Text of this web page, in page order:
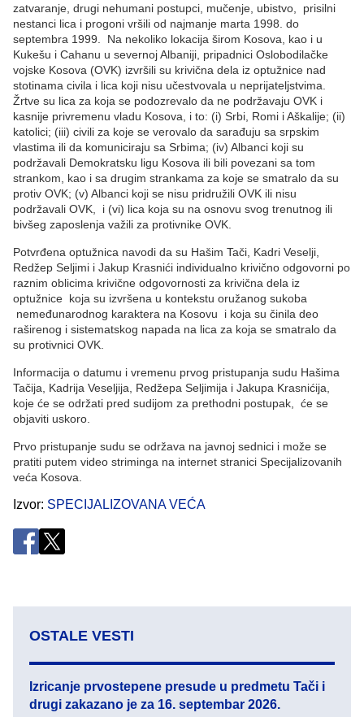
zatvaranje, drugi nehumani postupci, mučenje, ubistvo, prisilni
nestanci lica i progoni vršili od najmanje marta 1998. do
septembra 1999. Na nekoliko lokacija širom Kosova, kao i u
Kukešu i Cahanu u severnoj Albaniji, pripadnici Oslobodilačke
vojske Kosova (OVK) izvršili su krivična dela iz optužnice nad
stotinama civila i lica koji nisu učestvovala u neprijateljstvima.
Žrtve su lica za koja se podozrevalo da ne podržavaju OVK i
kasnije privremenu vladu Kosova, i to: (i) Srbi, Romi i Aškalije; (ii)
katolici; (iii) civili za koje se verovalo da sarađuju sa srpskim
vlastima ili da komuniciraju sa Srbima; (iv) Albanci koji su
podržavali Demokratsku ligu Kosova ili bili povezani sa tom
strankom, kao i sa drugim strankama za koje se smatralo da su
protiv OVK; (v) Albanci koji se nisu pridružili OVK ili nisu
podržavali OVK, i (vi) lica koja su na osnovu svog trenutnog ili
bivšeg zaposlenja važili za protivnike OVK.
Potvrđena optužnica navodi da su Hašim Tači, Kadri Veselji,
Redžep Seljimi i Jakup Krasnići individualno krivično odgovorni po
raznim oblicima krivične odgovornosti za krivična dela iz
optužnice koja su izvršena u kontekstu oružanog sukoba
nemeđunarodnog karaktera na Kosovu i koja su činila deo
raširenog i sistematskog napada na lica za koja se smatralo da
su protivnici OVK.
Informacija o datumu i vremenu prvog pristupanja sudu Hašima
Tačija, Kadrija Veseljija, Redžepa Seljimija i Jakupa Krasnićija,
koje će se održati pred sudijom za prethodni postupak, će se
objaviti uskoro.
Prvo pristupanje sudu se održava na javnoj sednici i može se
pratiti putem video striminga na internet stranici Specijalizovanih
veća Kosova.
Izvor SPECIJALIZOVANA VEĆA
OSTALE VESTI
Izricanje prvostepene presude u predmetu Tači i
drugi zakazano je za 16. septembar 2026.